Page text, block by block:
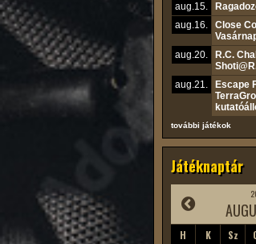
aug.15.
aug.16.
Close
aug.20.
R.C.
aug.21.
Escape
további játékok
Játéknaptár
H K Sz